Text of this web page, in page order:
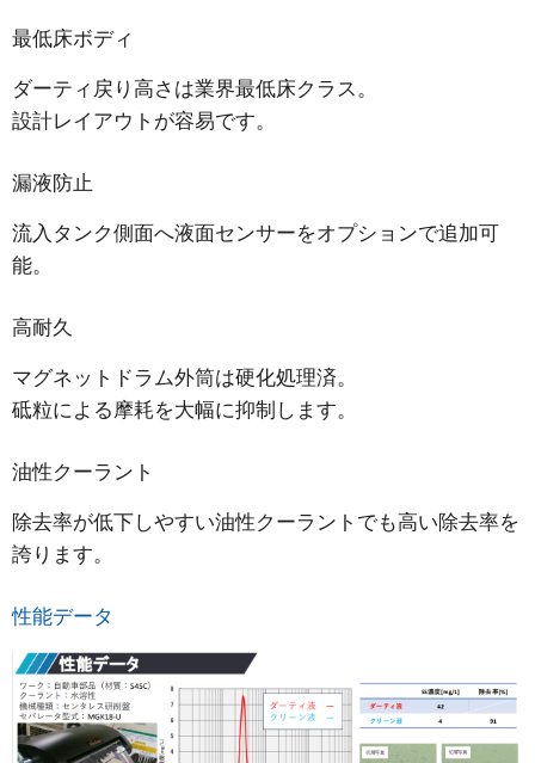
最低床ボディ
ダーティ戻り高さは業界最低床クラス。
設計レイアウトが容易です。
漏液防止
流入タンク側面へ液面センサーをオプションで追加可
能。
高耐久
マグネットドラム外筒は硬化処理済。
砥粒による摩耗を大幅に抑制します。
油性クーラント
除去率が低下しやすい油性クーラントでも高い除去率を
誇ります。
性能データ